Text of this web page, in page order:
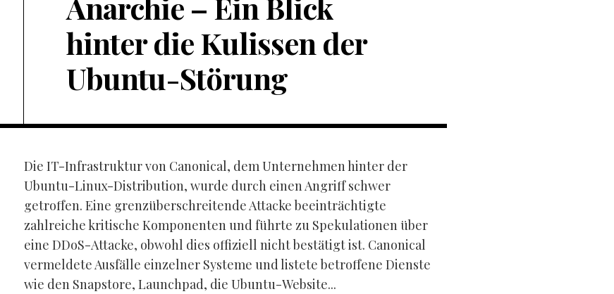
hinter die Kulissen der
Ubuntu-Störung
Die IT-Infrastruktur von Canonical, dem Unternehmen hinter der
Ubuntu-Linux-Distribution, wurde durch einen Angriff schwer
getroffen. Eine grenzüberschreitende Attacke beeinträchtigte
zahlreiche kritische Komponenten und führte zu Spekulationen über
eine DDoS-Attacke, obwohl dies offiziell nicht bestätigt ist. Canonical
vermeldete Ausfälle einzelner Systeme und listete betroffene Dienste
wie den Snapstore, Launchpad, die Ubuntu-Website...